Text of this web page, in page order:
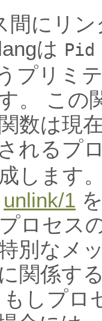
間にリ
は Pid
プリミ
。 この
数は現
れるプ
します
unlink/1
ロセス
別なメ
関係す
しプロ